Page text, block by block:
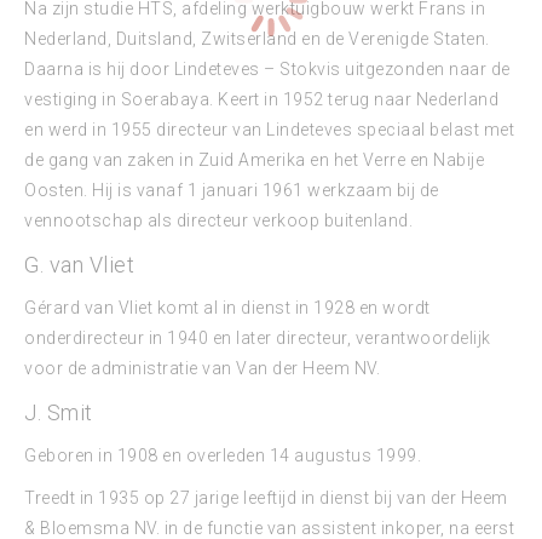
Na zijn studie HTS, afdeling werktuigbouw werkt Frans in
Nederland, Duitsland, Zwitserland en de Verenigde Staten.
Daarna is hij door Lindeteves – Stokvis uitgezonden naar de
vestiging in Soerabaya. Keert in 1952 terug naar Nederland
en werd in 1955 directeur van Lindeteves speciaal belast met
de gang van zaken in Zuid Amerika en het Verre en Nabije
Oosten. Hij is vanaf 1 januari 1961 werkzaam bij de
vennootschap als directeur verkoop buitenland.
G. van Vliet
Gérard van Vliet komt al in dienst in 1928 en wordt
onderdirecteur in 1940 en later directeur, verantwoordelijk
voor de administratie van Van der Heem NV.
J. Smit
Geboren in 1908 en overleden 14 augustus 1999.
Treedt in 1935 op 27 jarige leeftijd in dienst bij van der Heem
& Bloemsma NV. in de functie van assistent inkoper, na eerst